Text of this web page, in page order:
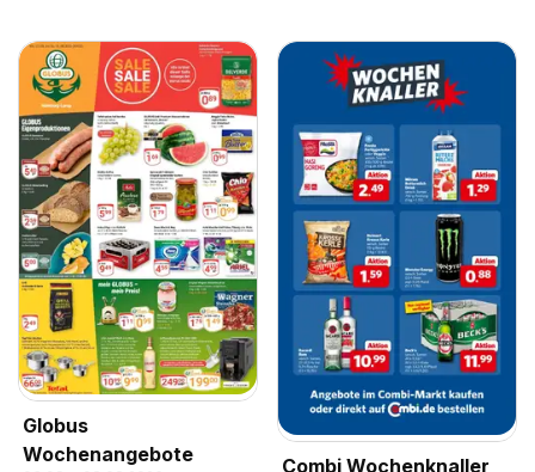
Globus
Wochenangebote
Combi Wochenknaller